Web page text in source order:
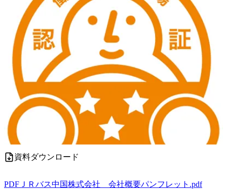
資料ダウンロード
PDF ＪＲバス中国株式会社 会社概要パンフレット.pdf